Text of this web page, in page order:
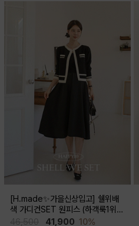
[H.made✨가을신상입고] 쉘위배
색 가디건SET 원피스 (하객룩1위/
고급미/가디건SET/임산부,출산후,
41,900 10%